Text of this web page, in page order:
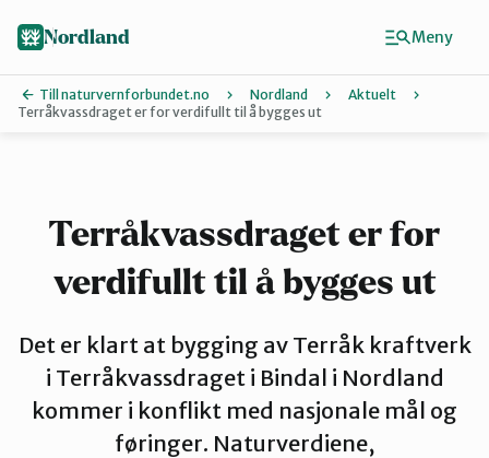
Narvik
Rana
Salten
Nordland
Till naturvernforbundet.no Nordland
Aktuelt
Terråkvassdraget er for verdifullt til å bygges ut
Terråkvassdraget er for
verdifullt til å bygges ut
Det er klart at bygging av Terråk kraftverk
i Terråkvassdraget i Bindal i Nordland
kommer i konflikt med nasjonale mål og
føringer. Naturverdiene,